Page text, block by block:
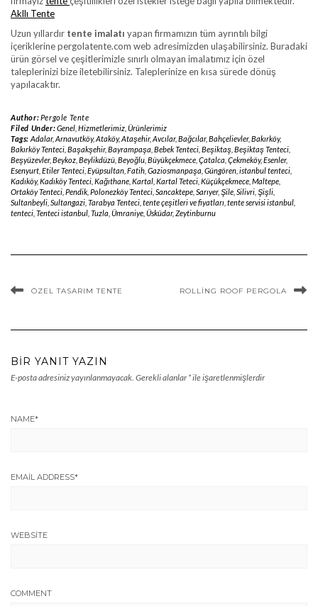
Akllı Tente
Uzun yıllardır tente imalatı yapan firmamızın tüm ayrıntılı bilgi
içeriklerine pergolatente.com web adresimizden ulaşabilirsiniz. Buradaki
ürün görsel ve çeşitlerimizle sınırlı olmayan imalatımız için özel
taleplerinizi bize iletebilirsiniz. Taleplerinize en kısa sürede dönüş
yapılacaktır.
Author:Pergole Tente
Filed Under:Genel, Hizmetlerimiz, Ürünlerimiz
Tags: Adalar, Arnavutköy,Ataköy,Ataşehir, Avcılar, Bağcılar, Bahçelievler, Bakırköy,
Bakırköy Tenteci Başakşehir, Bayrampaşa Bebek Tenteci Beşiktaş Beşiktaş Tenteci
Beşyüzevler, Beykoz Beylikdüzü Beyoğlu Büyükçekmece Çatalca Çekmeköy,Esenler,
Esenyurt Etiler Tenteci Eyüpsultan Fatih Gaziosmanpaşa Güngören istanbul tenteci
Kadıköy,Kadıköy Tenteci Kağıthane Kartal Kartal Teteci Küçükçekmece Maltepe
Ortaköy Tenteci Pendik Polonezköy Tenteci Sancaktepe Sarıyer, Şile Silivri Şişli
Sultanbeyli Sultangazi Tarabya Tenteci tente çeşitleri ve fiyatları tente servisi istanbul
tenteci Tenteci istanbul Tuzla Ümraniye Üsküdar, Zeytinburnu
ÖZEL TASARIM TENTE ROLLING ROOF PERGOLA
BIR YANIT YAZIN
E-posta adresiniz yayınlanmayacak. Gerekli alanlar*ile işaretlenmişlerdir
NAME*
EMAIL ADDRESS*
WEBSITE
COMMENT